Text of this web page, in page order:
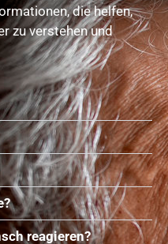
die helfen,
zu verstehen und
reagieren?